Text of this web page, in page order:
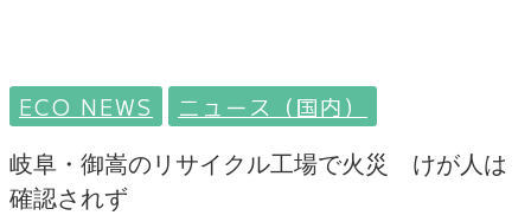
ECO NEWS ニュース（国内）
岐阜・御嵩のリサイクル工場で火災 けが人は
確認されず